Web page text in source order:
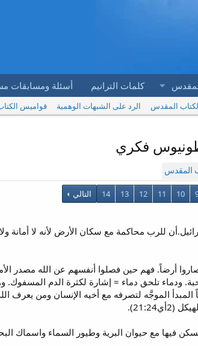
كلمات الترانيم أسئلة ومسابقات
المقدس الرد على الشبهات الوهمية
قواميس
المقدس
10
11
12
13
14 التالي
بني إسرائيل.أن للرب محاكمة مع سكان الأرض لأنه لا
أرضاً. فهم حين فصلوا أنفسهم عن الله مصدر
ودماء تلحق دماء = إشارة لكثرة الدم المسفوك.
المبدأ الموجَّه لتصرفه مع أخيه الإنسان ومن